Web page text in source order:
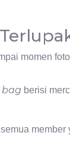
momen
bag berisi